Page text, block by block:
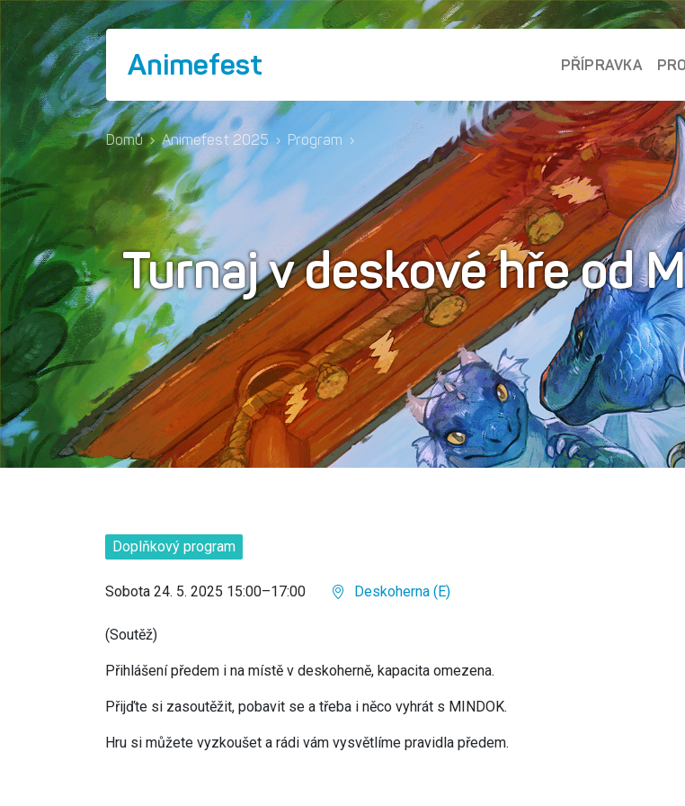
Animefest PŘÍPRAVKA
Domů › Animefest 2025 › Program ›
Turnaj v deskové hře od
Doplňkový program
Sobota 24. 5. 2025 15:00–17:00 Deskoherna (E)
(Soutěž)
Přihlášení předem i na místě v deskoherně, kapacita omezena.
Přijďte si zasoutěžit, pobavit se a třeba i něco vyhrát s MINDOK.
Hru si můžete vyzkoušet a rádi vám vysvětlíme pravidla předem.